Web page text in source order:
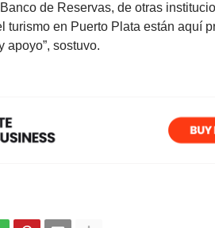
de Reservas, de otras
turismo en Puerto Plata están aquí
apoyo”, sostuvo.